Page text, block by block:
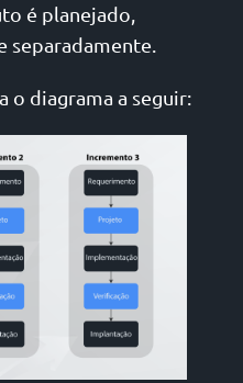
é planejado,
separadamente.
o diagrama a seguir: